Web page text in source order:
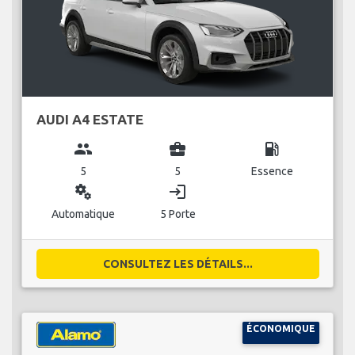
AUDI A4 ESTATE
group
5
business_center
5
local_gas_station
Essence
miscellaneous_services
Automatique
login
5 Porte
CONSULTEZ LES DÉTAILS...
ÉCONOMIQUE